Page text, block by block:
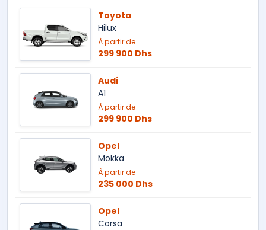
Toyota
Hilux
À partir de
299 900 Dhs
Audi
A1
À partir de
299 900 Dhs
Opel
Mokka
À partir de
235 000 Dhs
Opel
Corsa